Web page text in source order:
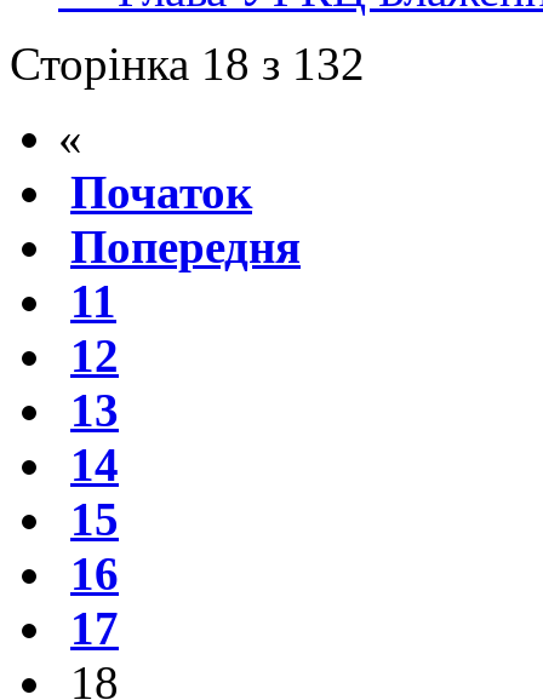
Сторінка 18 з 132
«
Початок
Попередня
11
12
13
14
15
16
17
18